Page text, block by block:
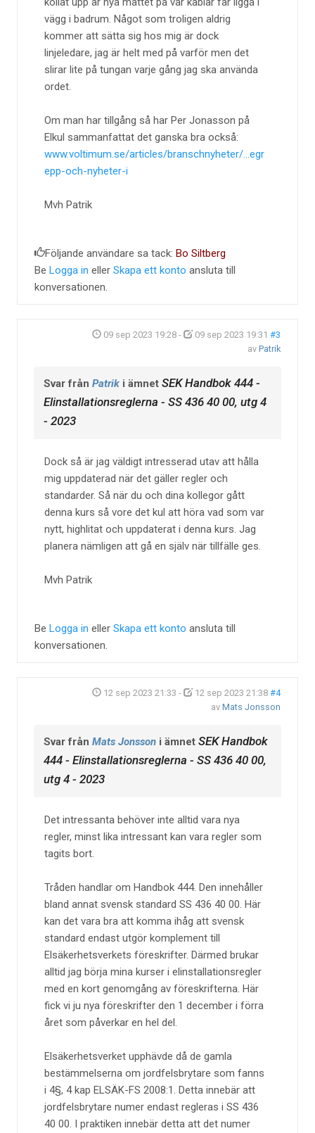
vägg i badrum. Något som troligen aldrig
kommer att sätta sig hos mig är dock
linjeledare, jag är helt med på varför men det
slirar lite på tungan varje gång jag ska använda
ordet.
Om man har tillgång så har Per Jonasson på
Elkul sammanfattat det ganska bra också:
www.voltimum.se/articles/branschnyheter/...egr
epp-och-nyheter-i
Mvh Patrik
Följande användare sa tack: Bo Siltberg
Be Logga in eller Skapa ett konto ansluta till
konversationen.
09 sep 2023 19:28 - 09 sep 2023 19:31 #3
av Patrik
Svar från Patrik i ämnet SEK Handbok 444 -
Elinstallationsreglerna - SS 436 40 00, utg 4
- 2023
Dock så är jag väldigt intresserad utav att hålla
mig uppdaterad när det gäller regler och
standarder. Så när du och dina kollegor gått
denna kurs så vore det kul att höra vad som var
nytt, highlitat och uppdaterat i denna kurs. Jag
planera nämligen att gå en själv när tillfälle ges.
Mvh Patrik
Be Logga in eller Skapa ett konto ansluta till
konversationen.
12 sep 2023 21:33 - 12 sep 2023 21:38 #4
av Mats Jonsson
Svar från Mats Jonsson i ämnet SEK Handbok
444 - Elinstallationsreglerna - SS 436 40 00,
utg 4 - 2023
Det intressanta behöver inte alltid vara nya
regler, minst lika intressant kan vara regler som
tagits bort.
Tråden handlar om Handbok 444. Den innehåller
bland annat svensk standard SS 436 40 00. Här
kan det vara bra att komma ihåg att svensk
standard endast utgör komplement till
Elsäkerhetsverkets föreskrifter. Därmed brukar
alltid jag börja mina kurser i elinstallationsregler
med en kort genomgång av föreskrifterna. Här
fick vi ju nya föreskrifter den 1 december i förra
året som påverkar en hel del.
Elsäkerhetsverket upphävde då de gamla
bestämmelserna om jordfelsbrytare som fanns
i 4§, 4 kap ELSÄK-FS 2008:1. Detta innebär att
jordfelsbrytare numer endast regleras i SS 436
40 00. I praktiken innebär detta att det numer